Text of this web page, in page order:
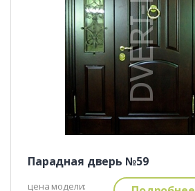
Парадная дверь №59
цена модели: